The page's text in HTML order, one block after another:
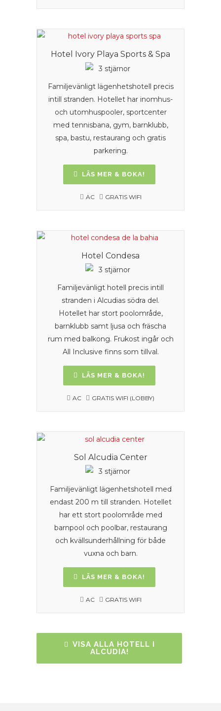
Hotel Ivory Playa Sports & Spa
Familjevänligt lägenhetshotell precis
intill stranden. Hotellet har inomhus-
och utomhuspooler, sportcenter
med tennisbana, gym, barnklubb,
spa, bastu, restaurang och gratis
parkering.
LÄS MER & BOKA!
AC GRATIS WIFI
Hotel Condesa
Familjevänligt hotell precis intill
stranden i Alcudias södra del.
Hotellet har stort poolområde,
barnklubb samt ljusa och fräscha
rum med balkong. Frukost ingår och
All Inclusive finns som tillval.
LÄS MER & BOKA!
AC GRATIS WIFI (LOBBY)
Sol Alcudia Center
Familjevänligt lägenhetshotell med
endast 200 m till stranden. Hotellet
har ett stort poolområde med
barnpool och poolbar, restaurang
och kvällsunderhållning för både
vuxna och barn.
LÄS MER & BOKA!
AC GRATIS WIFI
VISA ALLA HOTELL I
ALCUDIA!